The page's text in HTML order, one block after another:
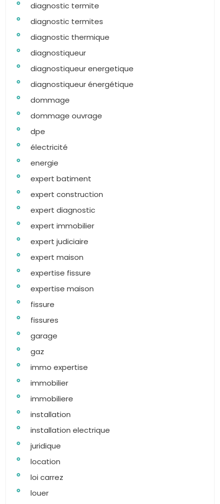
diagnostic termite
diagnostic termites
diagnostic thermique
diagnostiqueur
diagnostiqueur energetique
diagnostiqueur énergétique
dommage
dommage ouvrage
dpe
électricité
energie
expert batiment
expert construction
expert diagnostic
expert immobilier
expert judiciaire
expert maison
expertise fissure
expertise maison
fissure
fissures
garage
gaz
immo expertise
immobilier
immobiliere
installation
installation electrique
juridique
location
loi carrez
louer